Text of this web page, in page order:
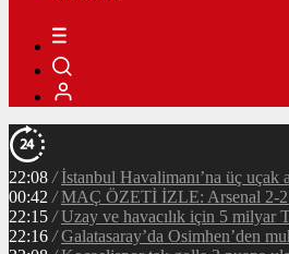
22:08 / İstanbul Havalimanı’na üç uçak
00:42 / MAÇ ÖZETİ İZLE: Arsenal 2-2
22:15 / Uzay ve havacılık için 5 milyar
22:16 / Galatasaray’da Osimhen’den